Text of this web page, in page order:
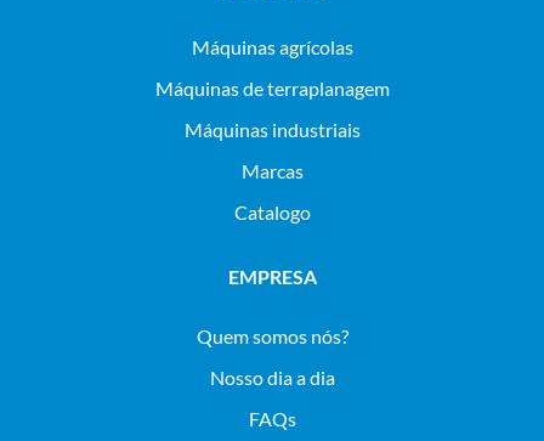
máquinas agrícolas
máquinas de terraplanagem
máquinas industriais
Marcas
Catalogo
EMPRESA
Quem somos nós?
Nosso dia a dia
FAQs